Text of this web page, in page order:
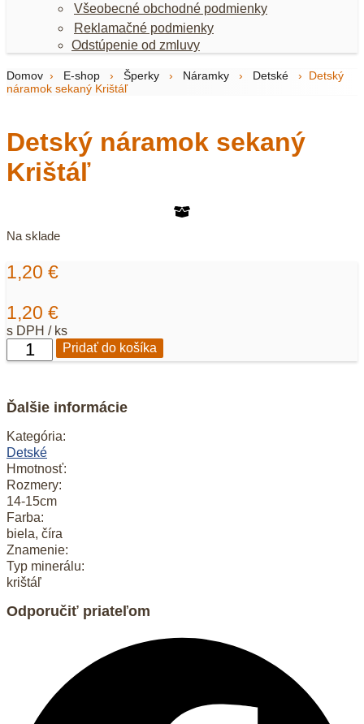
Všeobecné obchodné podmienky
Reklamačné podmienky
Odstúpenie od zmluvy
Domov › E-shop › Šperky › Náramky › Detské ›
Detský
náramok sekaný Krištáľ
Detský náramok sekaný
Krištáľ
Na sklade
1,20 €
1,20 €
s DPH / ks
množstvo
Detský
Krištáľ
Pridať do košíka
Ďalšie informácie
Kategória:
Detské
Hmotnosť:
Rozmery:
14-15cm
Farba:
biela, číra
Znamenie:
Typ minerálu:
krištáľ
Odporučiť priateľom